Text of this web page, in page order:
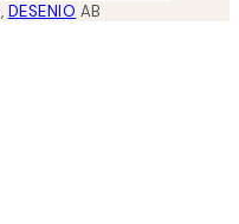
, DESENIO AB